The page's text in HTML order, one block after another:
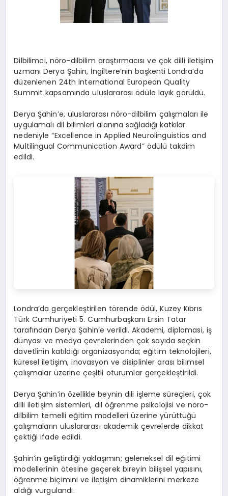
Dilbilimci, nöro-dilbilim araştırmacısı ve çok dilli iletişim
uzmanı Derya Şahin, İngiltere’nin başkenti Londra’da
düzenlenen 24th International European Quality
Summit kapsamında uluslararası ödüle layık görüldü.
Derya Şahin’e, uluslararası nöro-dilbilim çalışmaları ile
uygulamalı dil bilimleri alanına sağladığı katkılar
nedeniyle “Excellence in Applied Neurolinguistics and
Multilingual Communication Award” ödülü takdim
edildi.
Londra’da gerçekleştirilen törende ödül, Kuzey Kıbrıs
Türk Cumhuriyeti 5. Cumhurbaşkanı Ersin Tatar
tarafından Derya Şahin’e verildi. Akademi, diplomasi, iş
dünyası ve medya çevrelerinden çok sayıda seçkin
davetlinin katıldığı organizasyonda; eğitim teknolojileri,
küresel iletişim, inovasyon ve disiplinler arası bilimsel
çalışmalar üzerine çeşitli oturumlar gerçekleştirildi.
Derya Şahin’in özellikle beynin dili işleme süreçleri, çok
dilli iletişim sistemleri, dil öğrenme psikolojisi ve nöro-
dilbilim temelli eğitim modelleri üzerine yürüttüğü
çalışmaların uluslararası akademik çevrelerde dikkat
çektiği ifade edildi.
Şahin’in geliştirdiği yaklaşımın; geleneksel dil eğitimi
modellerinin ötesine geçerek bireyin bilişsel yapısını,
öğrenme biçimini ve iletişim dinamiklerini merkeze
aldığı vurgulandı.